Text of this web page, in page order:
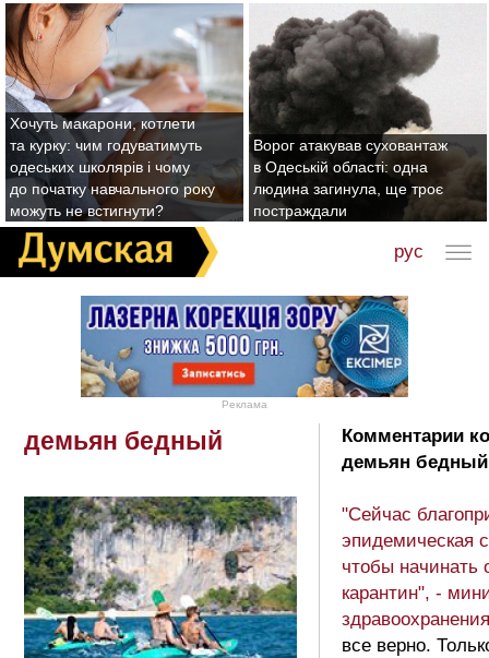
Хочуть макарони, котлети
та курку: чим годуватимуть
одеських школярів і чому
до початку навчального року
можуть не встигнути?
Ворог атакував суховантаж
в Одеській області: одна
людина загинула, ще троє
постраждали
рус
Реклама
демьян бедный
Комментарии
демьян
"Сейчас
эпидемическая
чтобы начинать
карантин", -
здравоохранения
все верно.